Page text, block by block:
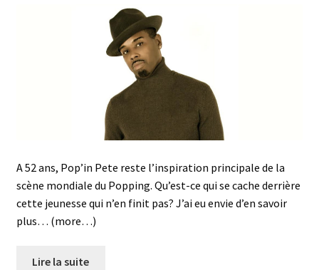
A 52 ans, Pop’in Pete reste l’inspiration principale de la
scène mondiale du Popping. Qu’est-ce qui se cache derrière
cette jeunesse qui n’en finit pas? J’ai eu envie d’en savoir
plus… (more…)
Lire la suite